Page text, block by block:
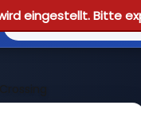
eingestellt. Bitte